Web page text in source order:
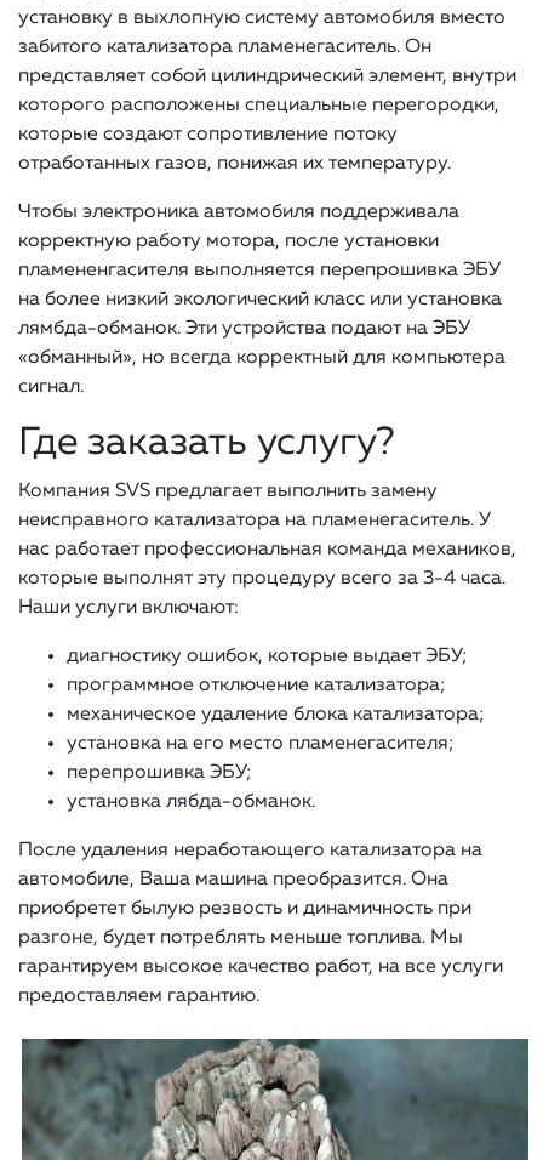
установку в выхлопную систему автомобиля вместо
забитого катализатора пламенегаситель. Он
представляет собой цилиндрический элемент, внутри
которого расположены специальные перегородки,
которые создают сопротивление потоку
отработанных газов, понижая их температуру.
Чтобы электроника автомобиля поддерживала
корректную работу мотора, после установки
пламененгасителя выполняется перепрошивка ЭБУ
на более низкий экологический класс или установка
лямбда-обманок. Эти устройства подают на ЭБУ
«обманный», но всегда корректный для компьютера
сигнал.
Где заказать услугу?
Компания SVS предлагает выполнить замену
неисправного катализатора на пламенегаситель. У
нас работает профессиональная команда механиков,
которые выполнят эту процедуру всего за 3-4 часа.
Наши услуги включают:
диагностику ошибок, которые выдает ЭБУ;
программное отключение катализатора;
механическое удаление блока катализатора;
установка на его место пламенегасителя;
перепрошивка ЭБУ;
установка лябда-обманок.
После удаления неработающего катализатора на
автомобиле, Ваша машина преобразится. Она
приобретет былую резвость и динамичность при
разгоне, будет потреблять меньше топлива. Мы
гарантируем высокое качество работ, на все услуги
предоставляем гарантию.